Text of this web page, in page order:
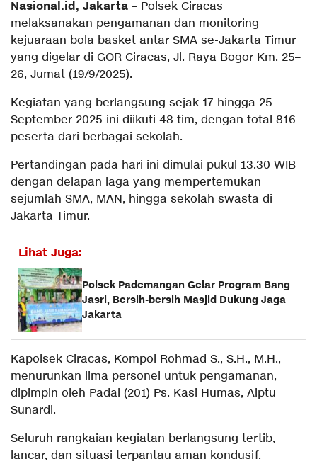
Nasional.id, Jakarta – Polsek Ciracas
melaksanakan pengamanan dan monitoring
kejuaraan bola basket antar SMA se-Jakarta Timur
yang digelar di GOR Ciracas, Jl. Raya Bogor Km. 25–
26, Jumat (19/9/2025).
Kegiatan yang berlangsung sejak 17 hingga 25
September 2025 ini diikuti 48 tim, dengan total 816
peserta dari berbagai sekolah.
Pertandingan pada hari ini dimulai pukul 13.30 WIB
dengan delapan laga yang mempertemukan
sejumlah SMA, MAN, hingga sekolah swasta di
Jakarta Timur.
Lihat Juga:
Polsek Pademangan Gelar Program Bang
Jasri, Bersih-bersih Masjid Dukung Jaga
Jakarta
Kapolsek Ciracas, Kompol Rohmad S., S.H., M.H.,
menurunkan lima personel untuk pengamanan,
dipimpin oleh Padal (201) Ps. Kasi Humas, Aiptu
Sunardi.
Seluruh rangkaian kegiatan berlangsung tertib,
lancar, dan situasi terpantau aman kondusif.